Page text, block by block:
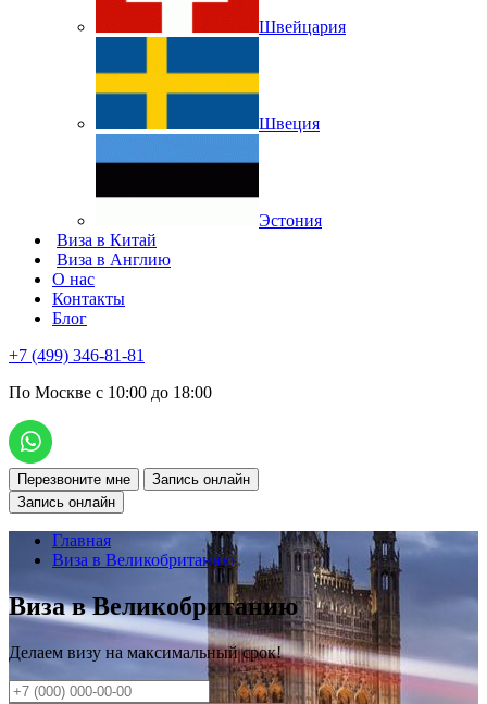
Швейцария
Швеция
Эстония
Виза в Китай
Виза в Англию
О нас
Контакты
Блог
+7 (499) 346-81-81
По Москве с 10:00 до 18:00
Перезвоните мне
Запись онлайн
Запись онлайн
Главная
Виза в Великобританию
Виза в Великобританию
Делаем визу на максимальныйсрок!